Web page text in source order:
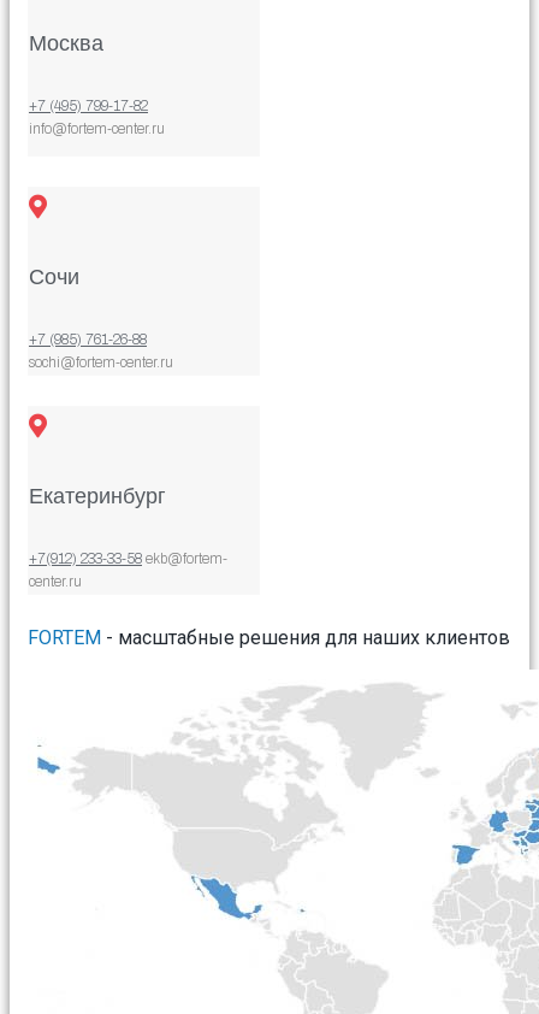
Москва
+7 (495) 799-17-82
info@fortem-center.ru
Сочи
+7 (985) 761-26-88
sochi@fortem-center.ru
Екатеринбург
+7(912) 233-33-58 ekb@fortem-
center.ru
FORTEM - масштабные решения для наших клиентов